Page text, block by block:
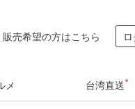
販売希望の方はこちら
メ 台湾直送